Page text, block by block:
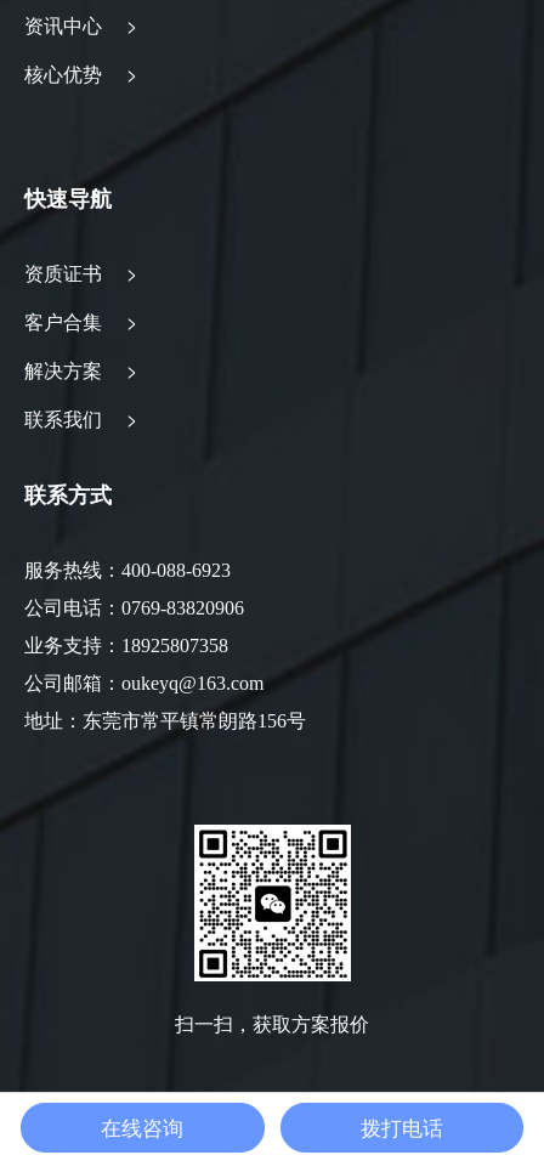
资讯中心 >
核心优势 >
快速导航
资质证书 >
客户合集 >
解决方案 >
联系我们 >
联系方式
服务热线：400-088-6923
公司电话：0769-83820906
业务支持：18925807358
公司邮箱：oukeyq@163.com
地址：东莞市常平镇常朗路156号
扫一扫，获取方案报价
Copyright @ 2022 版权所有: 广东欧可检测仪器有限公司 粤
在线咨询 拨打电话